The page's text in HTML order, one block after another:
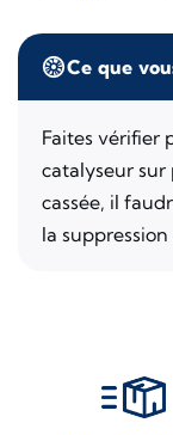
Ce que
Faites vérifier
catalyseur sur
cassée, il
la